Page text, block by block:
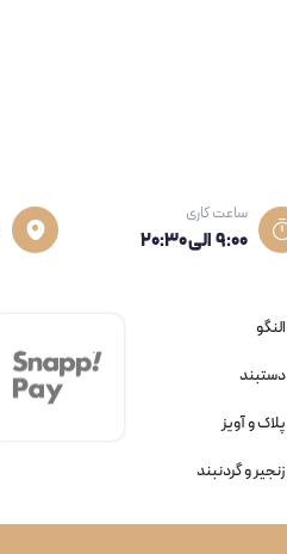
ساعت کاری
۹:۰۰ الی 20:30
النگو
دستبند
پلاک و آویز
زنجیر و گردنبند